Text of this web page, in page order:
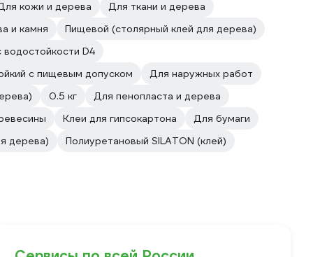
кожи и дерева
Для ткани и дерева
и камня
Пищевой (столярный клей для дерева)
D4
с пищевым допуском
Для наружных работ
0.5 кг
Для пенопласта и дерева
Клеи для гипсокартона
Для бумаги
дерева)
Полиуретановый SILATON (клей)